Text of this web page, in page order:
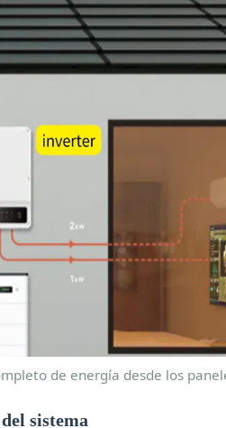
de energía desde los
sistema